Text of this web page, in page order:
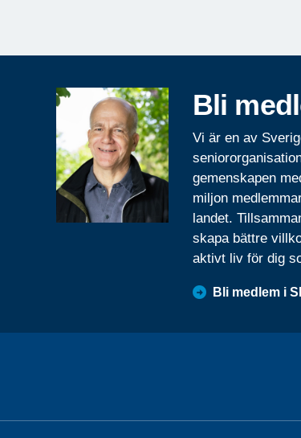
Bli
Vi är en av
gemenskapen
miljon
landet.
skapa bättre
aktivt liv för dig
Bli medlem i